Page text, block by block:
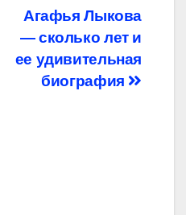
Агафья Лыкова
— сколько лет и
ее удивительная
биография